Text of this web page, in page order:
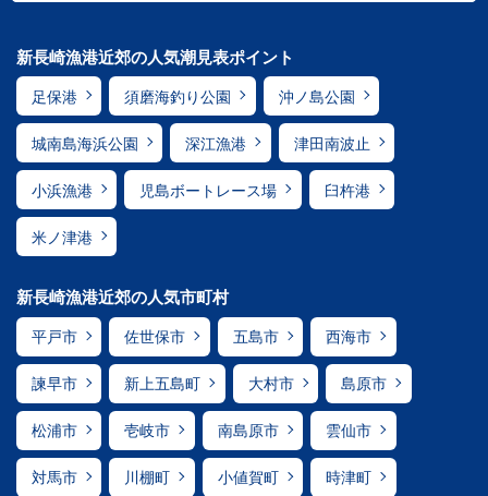
新長崎漁港近郊の人気潮見表ポイント
足保港 須磨海釣り公園 沖ノ島公園
城南島海浜公園 深江漁港 津田南波止
小浜漁港 児島ボートレース場 臼杵港
米ノ津港
新長崎漁港近郊の人気市町村
平戸市 佐世保市 五島市 西海市
諫早市 新上五島町 大村市 島原市
松浦市 壱岐市 南島原市 雲仙市
対馬市 川棚町 小値賀町 時津町